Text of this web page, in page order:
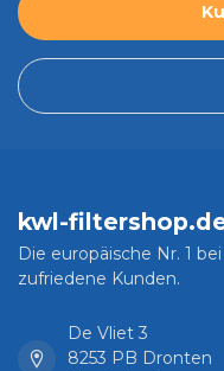
kwl-
Die europäische Nr. 1
zufriedene Kunden.
De Vliet 3
8253 PB Dronten